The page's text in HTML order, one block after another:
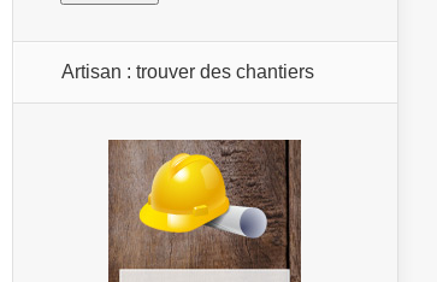
Artisan : trouver des chantiers